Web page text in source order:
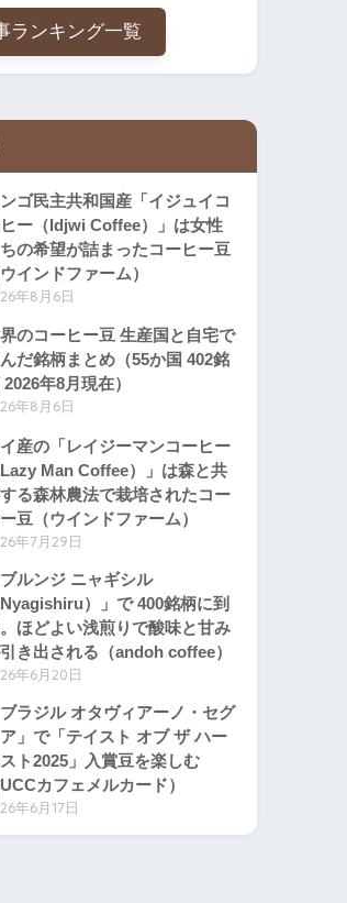
ランキング一覧
ゴ民主共和国産「イジュイコ
ー（Idjwi Coffee）」は女性
の希望が詰まったコーヒー豆
ウインドファーム）
年8月6日
のコーヒー豆 生産国と自宅で
だ銘柄まとめ（55か国 402銘
年8月現在）
年8月6日
産の「レイジーマンコーヒー
Lazy Man Coffee）」は森と共
る森林農法で栽培されたコー
豆（ウインドファーム）
年7月29日
ブルンジ ニャギシル
Nyagishiru）」で 400銘柄に到
ほどよい浅煎りで酸味と甘み
き出される（andoh coffee）
年6月20日
ブラジル オタヴィアーノ・セグ
」で「テイスト オブ ザ ハー
ト2025」入賞豆を楽しむ
UCCカフェメルカード）
年6月17日